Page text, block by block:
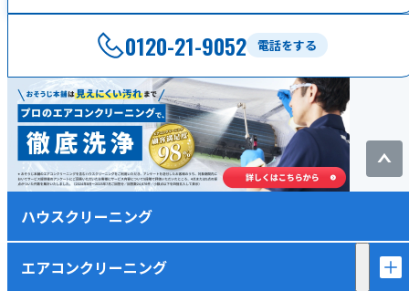
電話をする
0120-21-9052
ハウスクリーニング
エアコンクリーニング